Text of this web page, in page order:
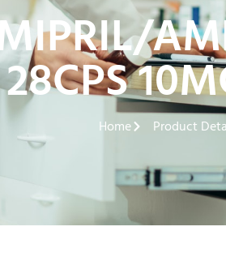
Home Product